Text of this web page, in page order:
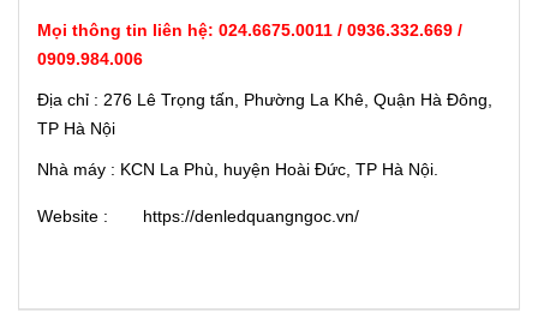
Mọi thông tin liên hệ: 024.6675.0011 / 0936.332.669 /
0909.984.006
Địa chỉ : 276 Lê Trọng tấn, Phường La Khê, Quận Hà Đông,
TP Hà Nội
Nhà máy : KCN La Phù, huyện Hoài Đức, TP Hà Nội.
Website : https://denledquangngoc.vn/